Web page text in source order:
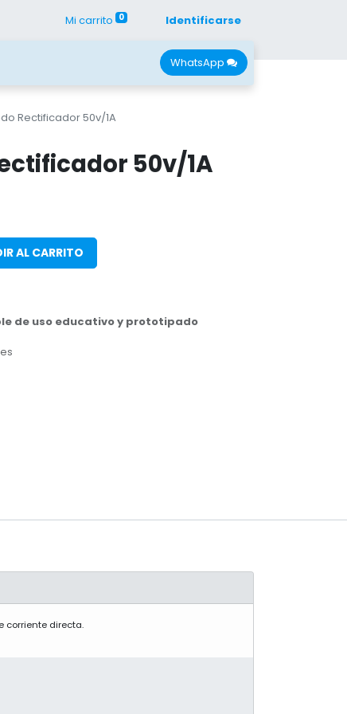
Mi carrito 0 Identificarse
WhatsApp
Rectificador 50v/1A
50v/1A
AL CARRITO
de uso educativo y prototipado
corriente directa.